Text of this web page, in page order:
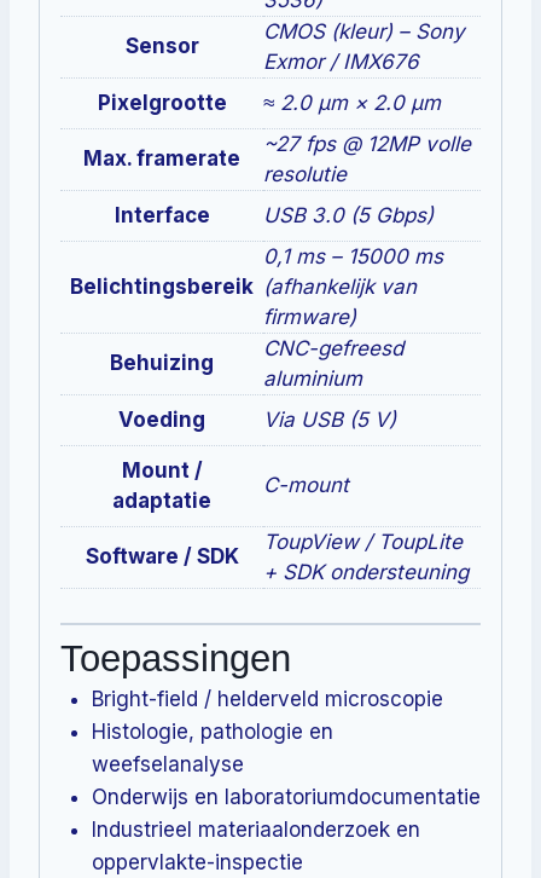
Sensor
CMOS (kleur) – Sony
Exmor / IMX676
Pixelgrootte
≈ 2.0 µm × 2.0 µm
Max. framerate
~27 fps @ 12MP volle
resolutie
Interface
USB 3.0 (5 Gbps)
Belichtingsbereik
0,1 ms – 15000 ms
(afhankelijk van
firmware)
Behuizing
CNC-gefreesd
aluminium
Voeding
Via USB (5 V)
Mount /
adaptatie
C-mount
Software / SDK
ToupView / ToupLite
+ SDK ondersteuning
Toepassingen
Bright-field / helderveld microscopie
Histologie, pathologie en
weefselanalyse
Onderwijs en laboratoriumdocumentatie
Industrieel materiaalonderzoek en
oppervlakte-inspectie